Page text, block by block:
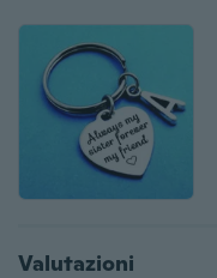
Valutazioni